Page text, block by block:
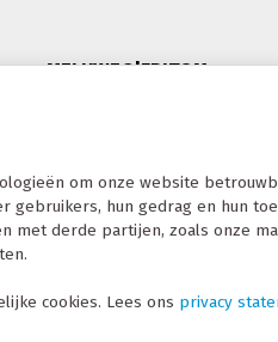
om onze website
hun gedrag en hun
met derde partijen, zoals onze
cookies. Lees ons privacy
MELKWEG|FRITOM
T: +31 (0)515 570 050
E: info@melkwegfritom.nl